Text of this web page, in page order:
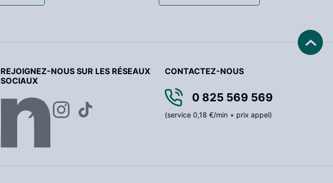
REJOIGNEZ-NOUS SUR LES RÉSEAUX
SOCIAUX
CONTACTEZ-NOUS
0 825 569 569
(service 0,18 €/min + prix appel)